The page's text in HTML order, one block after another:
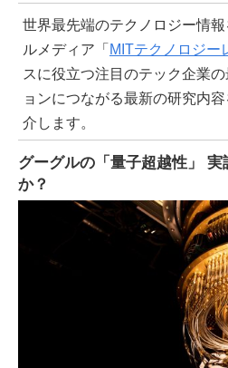
世界最先端のテクノロジー情
ルメディア「 MITテクノロジー
スに役立つ注目のテック企業
ョンにつながる最新の研究内
介します。
グーグルの「量子超越性」
か？